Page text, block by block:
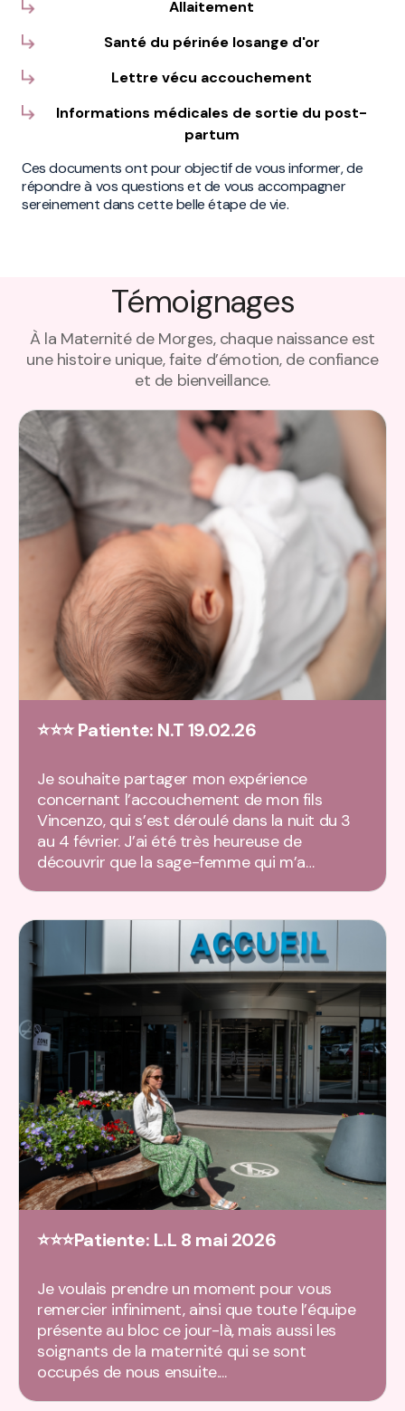
Allaitement
Santé du périnée losange d'or
Lettre vécu accouchement
Informations médicales de sortie du post-
partum
Ces documents ont pour objectif de vous informer, de
répondre à vos questions et de vous accompagner
sereinement dans cette belle étape de vie.
Témoignages
À la Maternité de Morges, chaque naissance est
une histoire unique, faite d’émotion, de confiance
et de bienveillance.
⭐⭐⭐ Patiente: N.T 19.02.26
Je souhaite partager mon expérience
concernant l’accouchement de mon fils
Vincenzo, qui s’est déroulé dans la nuit du 3
au 4 février. J’ai été très heureuse de
découvrir que la sage-femme qui m’a…
⭐⭐⭐Patiente: L.L 8 mai 2026
Je voulais prendre un moment pour vous
remercier infiniment, ainsi que toute l’équipe
présente au bloc ce jour-là, mais aussi les
soignants de la maternité qui se sont
occupés de nous ensuite....